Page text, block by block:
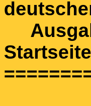
Startseite